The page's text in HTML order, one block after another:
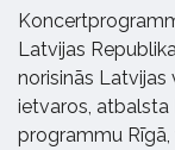
Latvijas
norisinās
ietvaros, atbalsta
programmu